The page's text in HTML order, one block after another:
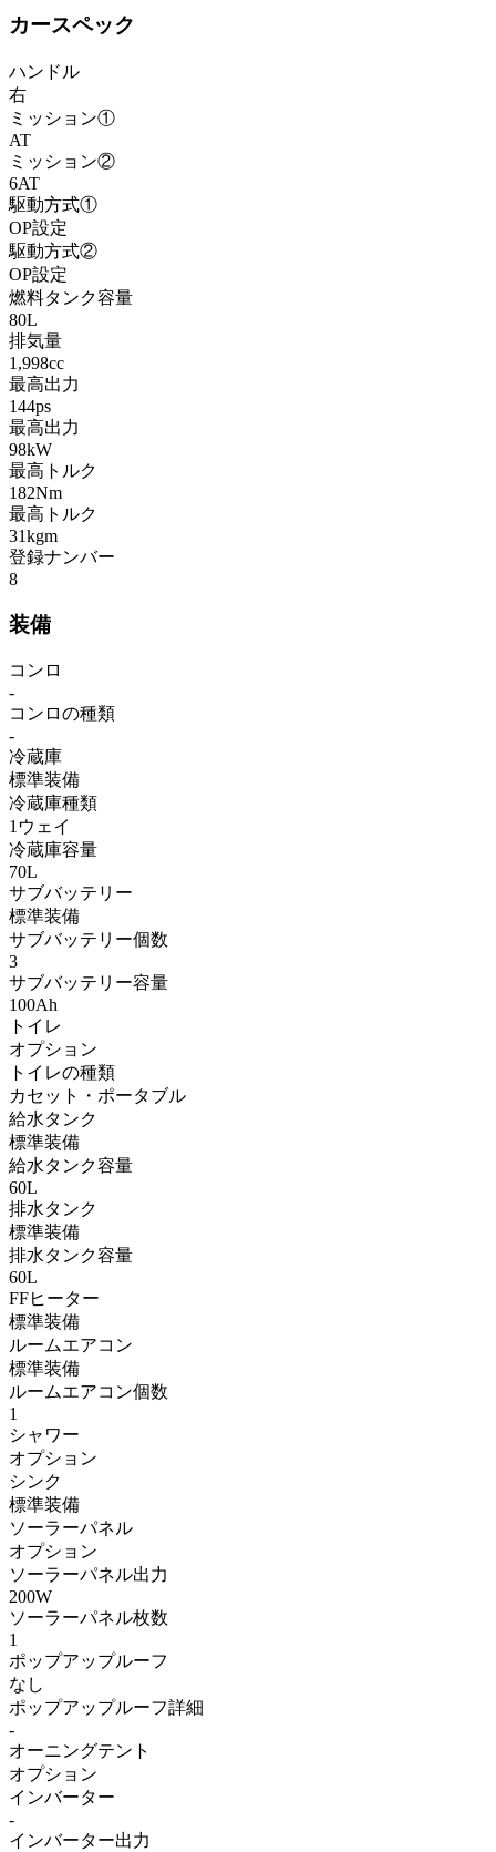
カースペック
ハンドル
右
ミッション①
AT
ミッション②
6AT
駆動方式①
OP設定
駆動方式②
OP設定
燃料タンク容量
80L
排気量
1,998cc
最高出力
144ps
最高出力
98kW
最高トルク
182Nm
最高トルク
31kgm
登録ナンバー
8
装備
コンロ
-
コンロの種類
-
冷蔵庫
標準装備
冷蔵庫種類
1ウェイ
冷蔵庫容量
70L
サブバッテリー
標準装備
サブバッテリー個数
3
サブバッテリー容量
100Ah
トイレ
オプション
トイレの種類
カセット・ポータブル
給水タンク
標準装備
給水タンク容量
60L
排水タンク
標準装備
排水タンク容量
60L
FFヒーター
標準装備
ルームエアコン
標準装備
ルームエアコン個数
1
シャワー
オプション
シンク
標準装備
ソーラーパネル
オプション
ソーラーパネル出力
200W
ソーラーパネル枚数
1
ポップアップルーフ
なし
ポップアップルーフ詳細
-
オーニングテント
オプション
インバーター
-
インバーター出力